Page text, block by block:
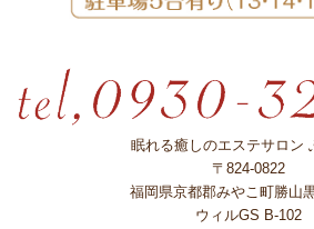
眠れる癒しのエステサロン
〒824-0822
福岡県京都郡みやこ町勝山
ウィルGS B-102